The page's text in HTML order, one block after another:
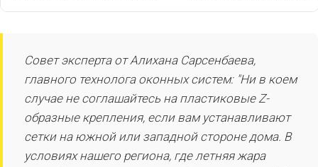
Совет эксперта от Алихана Сарсенбаева,
главного технолога оконных систем: "Ни в коем
случае не соглашайтесь на пластиковые Z-
образные крепления, если вам устанавливают
сетки на южной или западной стороне дома. В
условиях нашего региона, где летняя жара